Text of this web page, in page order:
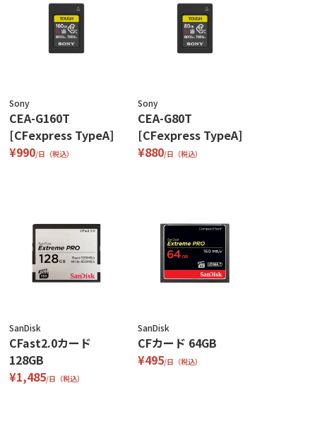
Sony
CEA-G160T
[CFexpress TypeA]
¥990/日（税込）
Sony
CEA-G80T
[CFexpress TypeA]
¥880/日（税込）
SanDisk
CFast2.0カード
128GB
¥1,485/日（税込）
SanDisk
CFカード 64GB
¥495/日（税込）